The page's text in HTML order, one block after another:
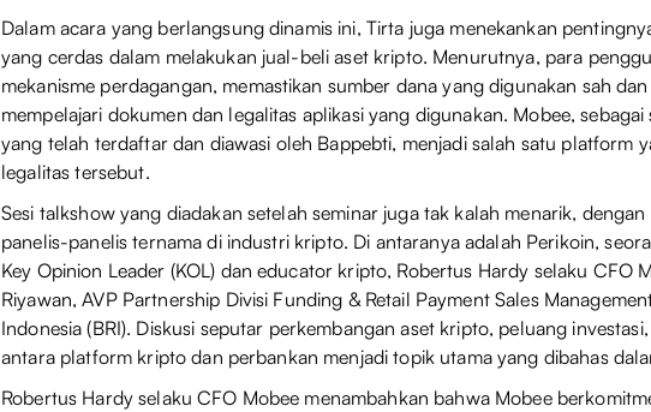
Dalam acara yang berlangsung dinamis ini, Tirta juga menekankan
yang cerdas dalam melakukan jual-beli aset kripto. Menurutnya, para
mekanisme perdagangan, memastikan sumber dana yang digunakan sah
mempelajari dokumen dan legalitas aplikasi yang digunakan. Mobee, sebagai
yang telah terdaftar dan diawasi oleh Bappebti, menjadi salah satu platform
legalitas tersebut.
Sesi talkshow yang diadakan setelah seminar juga tak kalah menarik,
panelis-panelis ternama di industri kripto. Di antaranya adalah Perikoin,
Key Opinion Leader (KOL) dan educator kripto, Robertus Hardy selaku CFO
Riyawan, AVP Partnership Divisi Funding & Retail Payment Sales
Indonesia (BRI). Diskusi seputar perkembangan aset kripto, peluang
antara platform kripto dan perbankan menjadi topik utama yang dibahas
Robertus Hardy selaku CFO Mobee menambahkan bahwa Mobee